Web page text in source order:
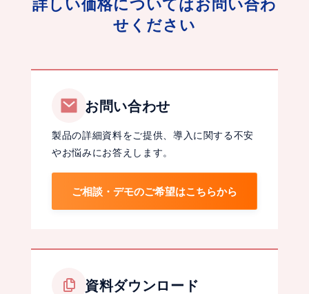
詳しい価格についてはお問い合わ
せください
お問い合わせ
製品の詳細資料をご提供、導入に関する不安
やお悩みにお答えします。
ご相談・デモのご希望はこちらから
資料ダウンロード